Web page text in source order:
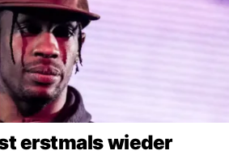
erstmals wieder